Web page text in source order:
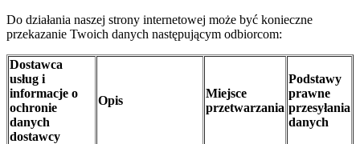
Do działania naszej strony internetowej może być konieczne
przekazanie Twoich danych następującym odbiorcom:
Dostawca
usług i
informacje o
ochronie
danych
dostawcy
Opis
Miejsce
przetwarzania
Podstawy
prawne
przesyłania
danych